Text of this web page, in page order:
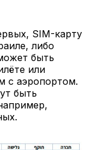
SIM-карту
либо
быть
или
с аэропортом.
быть